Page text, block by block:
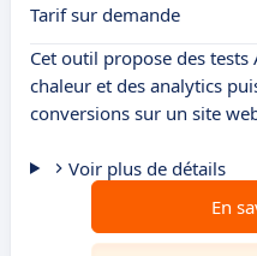
Tarif sur demande
Cet outil propose des
chaleur et des analytics
conversions sur un site
Voir plus de détails
En